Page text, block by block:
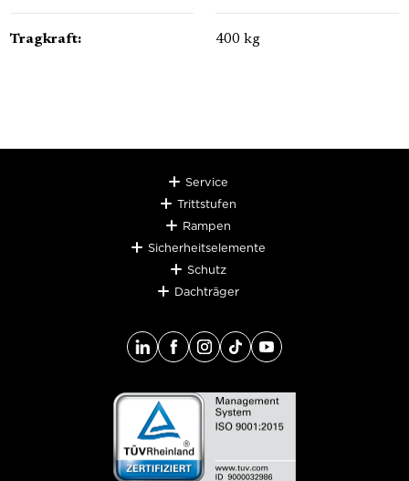
Tragkraft: 400 kg
Service
Trittstufen
Rampen
Sicherheitselemente
Schutz
Dachträger